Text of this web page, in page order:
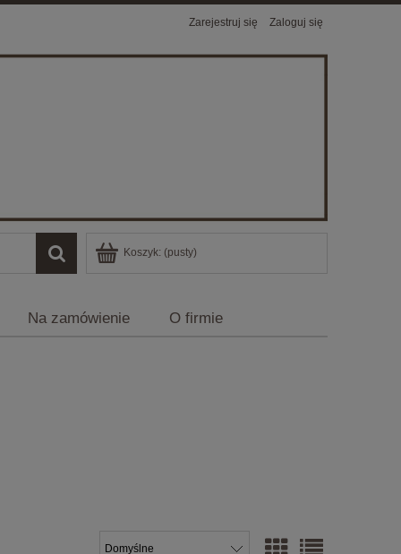
Zarejestruj się Zaloguj się
Koszyk: (pusty)
Na zamówienie O firmie